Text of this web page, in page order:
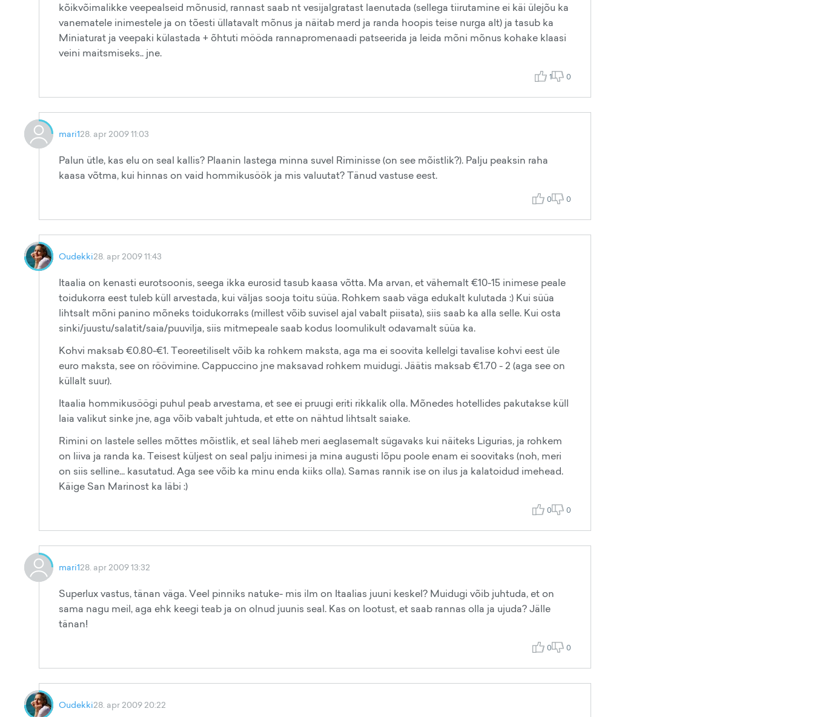
kõikvõimalikke veepealseid mõnusid, rannast saab nt vesijalgratast laenutada (sellega tiirutamine ei käi ülejõu ka
vanematele inimestele ja on tõesti üllatavalt mõnus ja näitab merd ja randa hoopis teise nurga alt) ja tasub ka
Miniaturat ja veepaki külastada + õhtuti mööda rannapromenaadi patseerida ja leida mõni mõnus kohake klaasi
veini maitsmiseks.. jne.
1 0
mari128. apr 2009 11:03
Palun ütle, kas elu on seal kallis? Plaanin lastega minna suvel Riminisse (on see mõistlik?). Palju peaksin raha
kaasa võtma, kui hinnas on vaid hommikusöök ja mis valuutat? Tänud vastuse eest.
0 0
Oudekki28. apr 2009 11:43
Itaalia on kenasti eurotsoonis, seega ikka eurosid tasub kaasa võtta. Ma arvan, et vähemalt €10-15 inimese peale
toidukorra eest tuleb küll arvestada, kui väljas sooja toitu süüa. Rohkem saab väga edukalt kulutada :) Kui süüa
lihtsalt mõni panino mõneks toidukorraks (millest võib suvisel ajal vabalt piisata), siis saab ka alla selle. Kui osta
sinki/juustu/salatit/saia/puuvilja, siis mitmepeale saab kodus loomulikult odavamalt süüa ka.
Kohvi maksab €0.80-€1. Teoreetiliselt võib ka rohkem maksta, aga ma ei soovita kellelgi tavalise kohvi eest üle
euro maksta, see on röövimine. Cappuccino jne maksavad rohkem muidugi. Jäätis maksab €1.70 - 2 (aga see on
küllalt suur).
Itaalia hommikusöögi puhul peab arvestama, et see ei pruugi eriti rikkalik olla. Mõnedes hotellides pakutakse küll
laia valikut sinke jne, aga võib vabalt juhtuda, et ette on nähtud lihtsalt saiake.
Rimini on lastele selles mõttes mõistlik, et seal läheb meri aeglasemalt sügavaks kui näiteks Ligurias, ja rohkem
on liiva ja randa ka. Teisest küljest on seal palju inimesi ja mina augusti lõpu poole enam ei soovitaks (noh, meri
on siis selline... kasutatud. Aga see võib ka minu enda kiiks olla). Samas rannik ise on ilus ja kalatoidud imehead.
Käige San Marinost ka läbi :)
0 0
mari128. apr 2009 13:32
Superlux vastus, tänan väga. Veel pinniks natuke- mis ilm on Itaalias juuni keskel? Muidugi võib juhtuda, et on
sama nagu meil, aga ehk keegi teab ja on olnud juunis seal. Kas on lootust, et saab rannas olla ja ujuda? Jälle
tänan!
0 0
Oudekki28. apr 2009 20:22